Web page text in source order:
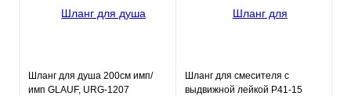
Шланг для душа 200см имп/
имп GLAUF, URG-1207
Шланг для смесителя с
выдвижной лейкой Р41-15